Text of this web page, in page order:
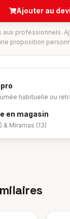
Ajouter au
aux professionnels.
proposition
habituelle ou
en magasin
& Miramas (13)